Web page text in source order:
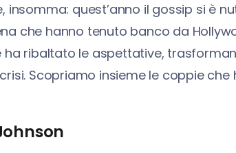
insomma: quest’anno il gossip si è
che hanno tenuto banco da
ha ribaltato le aspettative,
Scopriamo insieme le coppie